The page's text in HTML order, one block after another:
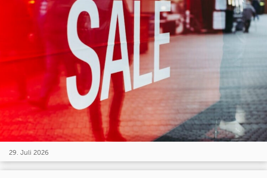
29. Juli 2026